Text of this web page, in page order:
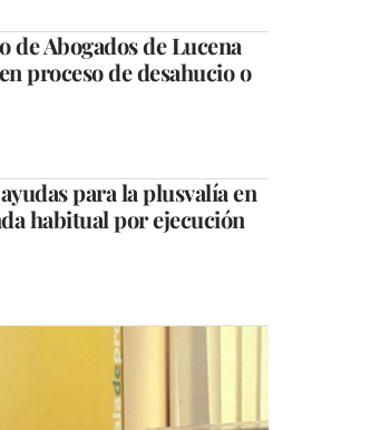
de Abogados de Lucena
proceso de desahucio o
para la plusvalía en
habitual por ejecución